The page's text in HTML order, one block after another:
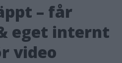
– får
eget internt
video